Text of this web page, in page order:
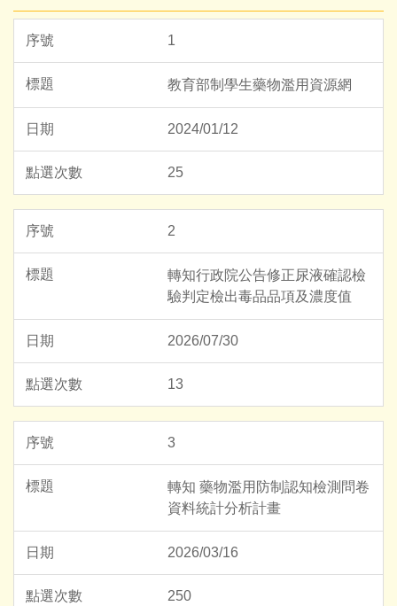
1
教育部制學生藥物濫用資源網
2024/01/12
25
2
轉知行政院公告修正尿液確認檢
驗判定檢出毒品品項及濃度值
2026/07/30
13
3
轉知 藥物濫用防制認知檢測問卷
資料統計分析計畫
2026/03/16
250